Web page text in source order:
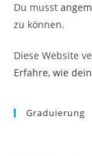
Du musst
zu können.
Diese Website
Erfahre, wie
Graduierung